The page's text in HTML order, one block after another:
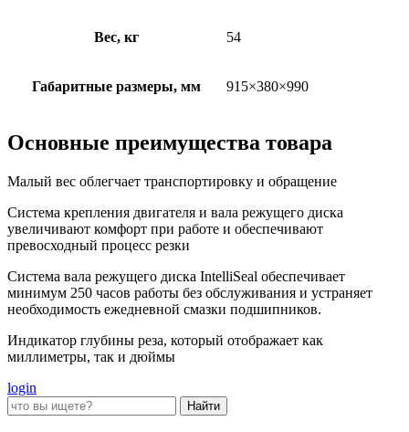
Вес, кг 54
Габаритные размеры, мм 915×380×990
Основные преимущества товара
Малый вес облегчает транспортировку и обращение
Система крепления двигателя и вала режущего диска
увеличивают комфорт при работе и обеспечивают
превосходный процесс резки
Система вала режущего диска IntelliSeal обеспечивает
минимум 250 часов работы без обслуживания и устраняет
необходимость ежедневной смазки подшипников.
Индикатор глубины реза, который отображает как
миллиметры, так и дюймы
login